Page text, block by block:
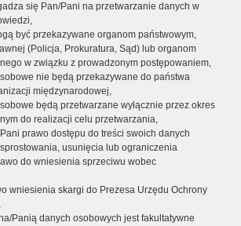
się Pan/Pani na przetwarzanie danych w
być przekazywane organom państwowym,
(Policja, Prokuratura, Sąd) lub organom
w związku z prowadzonym postępowaniem,
nie będą przekazywane do państwa
międzynarodowej,
będą przetwarzane wyłącznie przez okres
do realizacji celu przetwarzania,
prawo dostępu do treści swoich danych
usunięcia lub ograniczenia
do wniesienia sprzeciwu wobec
wniesienia skargi do Prezesa Urzędu Ochrony
Panią danych osobowych jest fakultatywne